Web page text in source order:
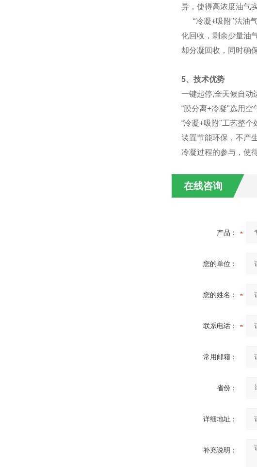
异，使得高浓度油气
“冷凝+吸附"法油气
化回收，剩余少量油
却分凝回收，同
5、技术优势
一键起停,全天候自动
“膜分离+冷凝"选用空
“冷凝+吸附"工艺整个
装置节能环保，不产
冷凝过程的参与，使
在线咨询
产品：
您的单位：
您的姓名：
联系电话：
常用邮箱：
省份：
详细地址：
补充说明：